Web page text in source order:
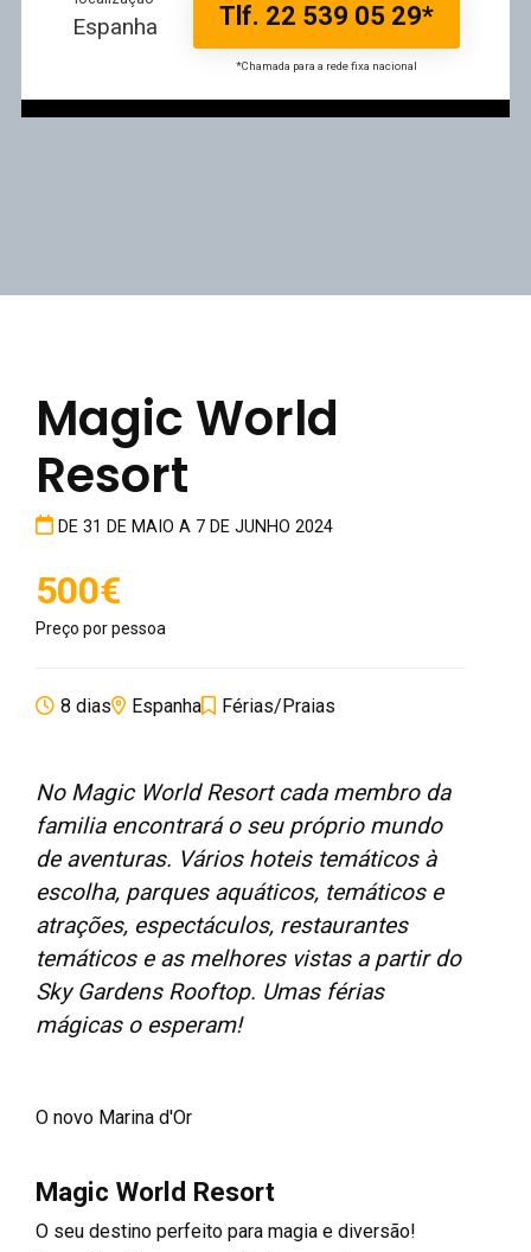
Espanha Tlf. 22 539 05 29*
*Chamada para a rede fixa nacional
Magic World
Resort
DE 31 DE MAIO A 7 DE JUNHO 2024
500€
Preço por pessoa
8 dias Espanha Férias/Praias
No Magic World Resort cada membro da
familia encontrará o seu próprio mundo
de aventuras. Vários hoteis temáticos à
escolha, parques aquáticos, temáticos e
atrações, espectáculos, restaurantes
temáticos e as melhores vistas a partir do
Sky Gardens Rooftop. Umas férias
mágicas o esperam!
O novo Marina d'Or
Magic World Resort
O seu destino perfeito para magia e diversão!